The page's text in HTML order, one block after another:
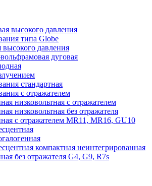
высокого давления
типа Globe
высокого давления
дуговая
стандартная
с отражателем
низковольтная с отражателем
низковольтная без отражателя
с отражателем MR11, MR16, GU10
компактная неинтегрированная
без отражателя G4, G9, R7s